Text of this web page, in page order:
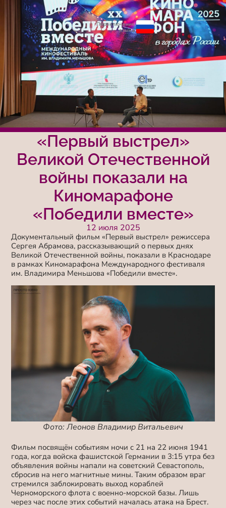
«Первый выстрел»
Великой Отечественной
войны показали на
Киномарафоне
«Победили вместе»
12 июля 2025
Документальный фильм «Первый выстрел» режиссера
Сергея Абрамова, рассказывающий о первых днях
Великой Отечественной войны, показали в Краснодаре
в рамках Киномарафона Международного фестиваля
им. Владимира Меньшова «Победили вместе».
Фото: Леонов Владимир Витальевич
Фильм посвящён событиям ночи с 21 на 22 июня 1941
года, когда войска фашистской Германии в 3:15 утра без
объявления войны напали на советский Севастополь,
сбросив на него магнитные мины. Таким образом враг
стремился заблокировать выход кораблей
Черноморского флота с военно-морской базы. Лишь
через час после этих событий началась атака на Брест.
Переключение
языка